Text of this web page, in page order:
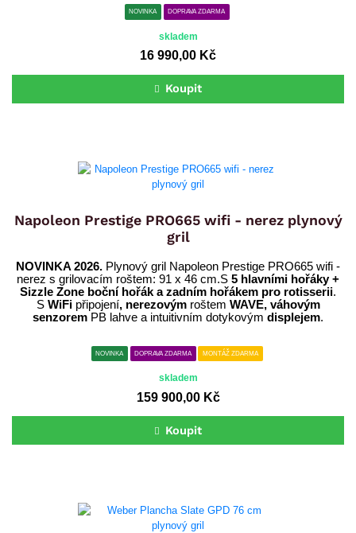
NOVINKA DOPRAVA ZDARMA
skladem
16 990,00 Kč
Koupit
Napoleon Prestige PRO665 wifi - nerez plynový
gril
NOVINKA 2026. Plynový gril Napoleon Prestige PRO665 wifi -
nerez s grilovacím roštem: 91 x 46 cm.S 5 hlavními hořáky +
Sizzle Zone boční hořák a zadním hořákem pro rotisserii.
S WiFi připojení, nerezovým roštem WAVE, váhovým
senzorem PB lahve a intuitivním dotykovým displejem.
NOVINKA DOPRAVA ZDARMA MONTÁŽ ZDARMA
skladem
159 900,00 Kč
Koupit